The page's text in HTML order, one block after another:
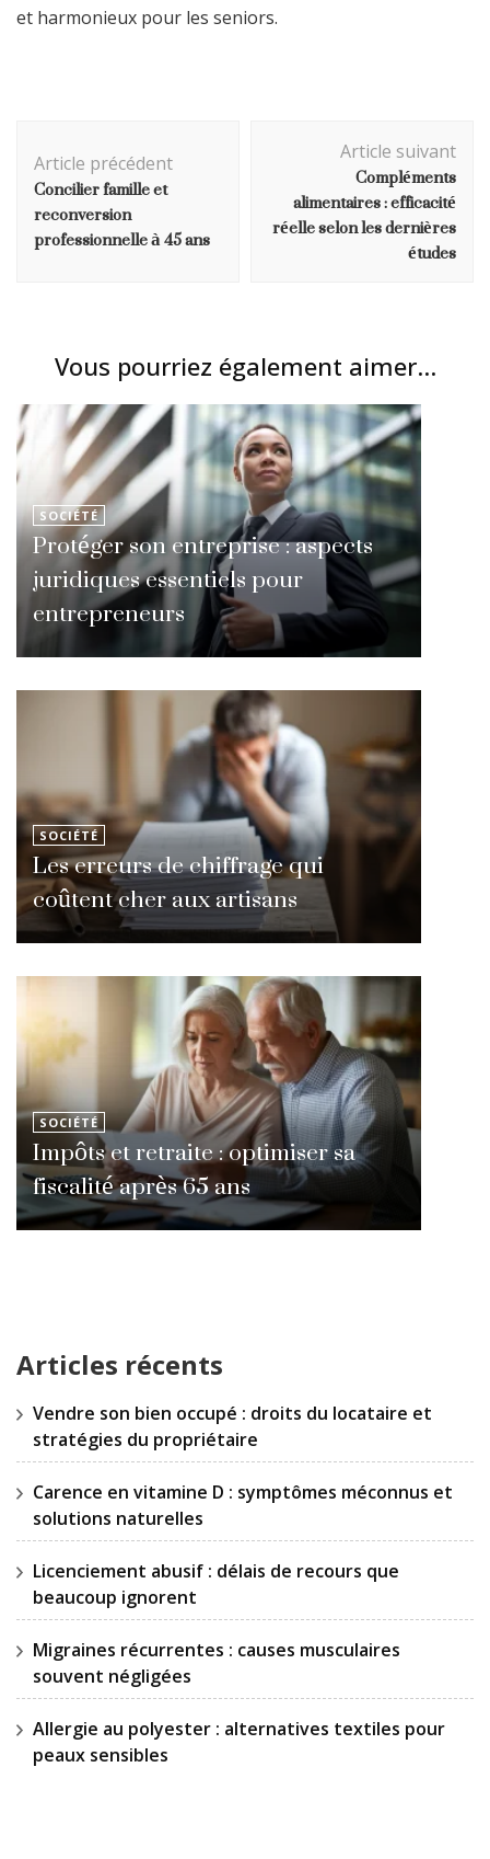
et harmonieux pour les seniors.
d'article
Article précédent
Concilier famille et
reconversion
professionnelle à 45 ans
Article suivant
Compléments
alimentaires : efficacité
réelle selon les dernières
études
Vous pourriez également aimer...
SOCIÉTÉ
Protéger son entreprise : aspects
juridiques essentiels pour
entrepreneurs
SOCIÉTÉ
Les erreurs de chiffrage qui
coûtent cher aux artisans
SOCIÉTÉ
Impôts et retraite : optimiser sa
fiscalité après 65 ans
Articles récents
Vendre son bien occupé : droits du locataire et
stratégies du propriétaire
Carence en vitamine D : symptômes méconnus et
solutions naturelles
Licenciement abusif : délais de recours que
beaucoup ignorent
Migraines récurrentes : causes musculaires
souvent négligées
Allergie au polyester : alternatives textiles pour
peaux sensibles